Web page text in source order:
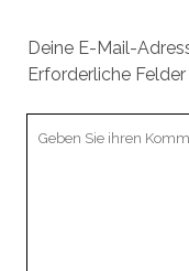
Deine E-Mail-
Erforderliche